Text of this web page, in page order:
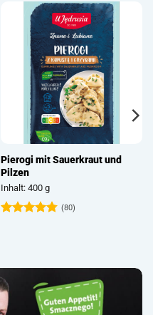
Pierogi mit Sauerkraut und
Pilzen
Inhalt: 400 g
(80)